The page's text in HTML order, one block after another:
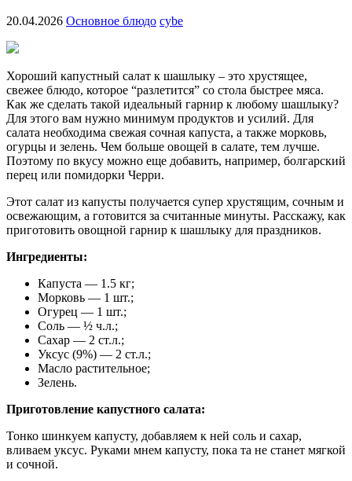
20.04.2026 Основное блюдо cybe
Хороший капустный салат к шашлыку – это хрустящее,
свежее блюдо, которое “разлетится” со стола быстрее мяса.
Как же сделать такой идеальный гарнир к любому шашлыку?
Для этого вам нужно минимум продуктов и усилий. Для
салата необходима свежая сочная капуста, а также морковь,
огурцы и зелень. Чем больше овощей в салате, тем лучше.
Поэтому по вкусу можно еще добавить, например, болгарский
перец или помидорки Черри.
Этот салат из капусты получается супер хрустящим, сочным и
освежающим, а готовится за считанные минуты. Расскажу, как
приготовить овощной гарнир к шашлыку для праздников.
Ингредиенты:
Капуста — 1.5 кг;
Морковь — 1 шт.;
Огурец — 1 шт.;
Соль — ½ ч.л.;
Сахар — 2 ст.л.;
Уксус (9%) — 2 ст.л.;
Масло растительное;
Зелень.
Приготовление капустного салата:
Тонко шинкуем капусту, добавляем к ней соль и сахар,
вливаем уксус. Руками мнем капусту, пока та не станет мягкой
и сочной.